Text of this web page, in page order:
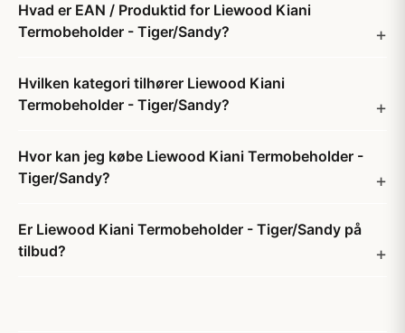
Hvad er EAN / Produktid for Liewood Kiani
Termobeholder - Tiger/Sandy?
Hvilken kategori tilhører Liewood Kiani
Termobeholder - Tiger/Sandy?
Hvor kan jeg købe Liewood Kiani Termobeholder -
Tiger/Sandy?
Er Liewood Kiani Termobeholder - Tiger/Sandy på
tilbud?